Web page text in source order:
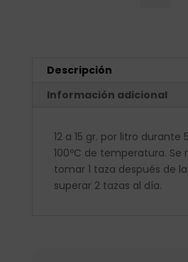
Descripción
Información adicional
12 a 15 gr. por litro durante
100ºC de temperatura. Se
tomar 1 taza después de
superar 2 tazas al día.